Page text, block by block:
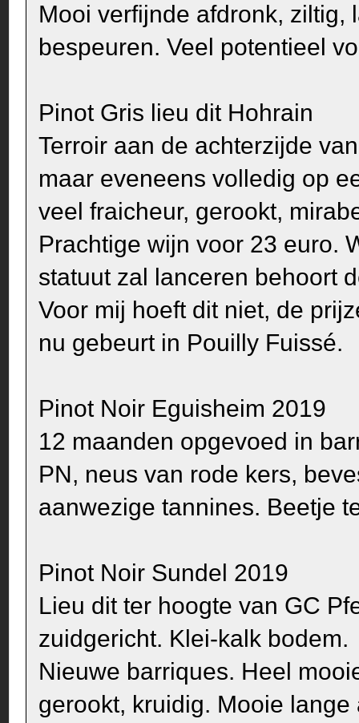
Mooi verfijnde afdronk, ziltig,
bespeuren. Veel potentieel
Pinot Gris lieu dit Hohrain
Terroir aan de achterzijde
maar eveneens volledig op
veel fraicheur, gerookt,
Prachtige wijn voor 23 euro.
statuut zal lanceren behoort
Voor mij hoeft dit niet, de
nu gebeurt in Pouilly Fuissé.
Pinot Noir Eguisheim 2019
12 maanden opgevoed in
PN, neus van rode kers,
aanwezige tannines. Beetje
Pinot Noir Sundel 2019
Lieu dit ter hoogte van GC
zuidgericht. Klei-kalk bodem.
Nieuwe barriques. Heel
gerookt, kruidig. Mooie